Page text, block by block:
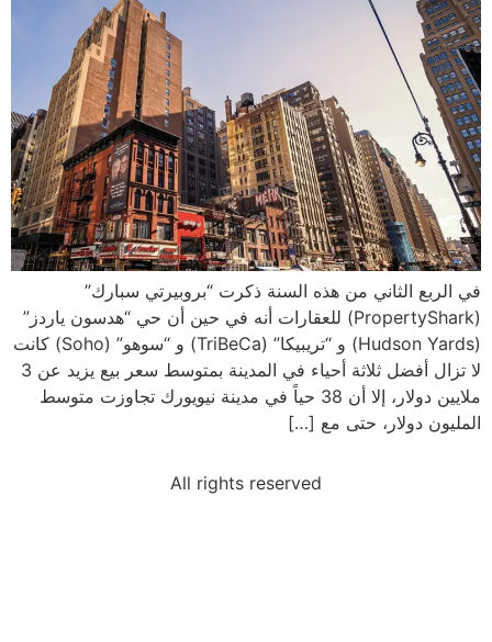
في الربع الثاني من هذه السنة ذكرت “بروبيرتي سبارك”
(PropertyShark) للعقارات أنه في حين أن حي “هدسون ياردز”
(Hudson Yards) و “تريبيكا” (TriBeCa) و “سوهو” (Soho) كانت
لا تزال أفضل ثلاثة أحياء في المدينة بمتوسط سعر بيع يزيد عن 3
ملايين دولار، إلا أن 38 حياً في مدينة نيويورك تجاوزت متوسط
المليون دولار، حتى مع […]
All rights reserved